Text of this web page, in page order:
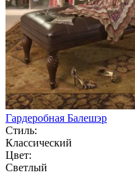
Гардеробная Балешэр
Стиль:
Классический
Цвет:
Светлый